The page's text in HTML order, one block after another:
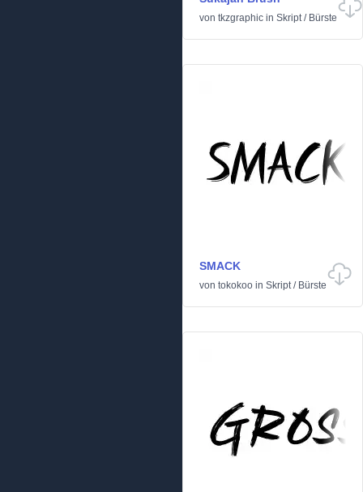
von tkzgraphic in Skript/ Bürste
SMACK
von tokokoo in Skript/ Bürste